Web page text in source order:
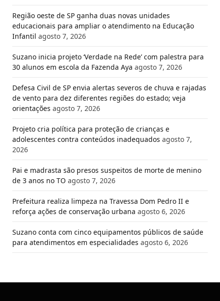
Região oeste de SP ganha duas novas unidades
educacionais para ampliar o atendimento na Educação
Infantil agosto 7, 2026
Suzano inicia projeto ‘Verdade na Rede’ com palestra para
30 alunos em escola da Fazenda Aya agosto 7, 2026
Defesa Civil de SP envia alertas severos de chuva e rajadas
de vento para dez diferentes regiões do estado; veja
orientações agosto 7, 2026
Projeto cria política para proteção de crianças e
adolescentes contra conteúdos inadequados agosto 7,
2026
Pai e madrasta são presos suspeitos de morte de menino
de 3 anos no TO agosto 7, 2026
Prefeitura realiza limpeza na Travessa Dom Pedro II e
reforça ações de conservação urbana agosto 6, 2026
Suzano conta com cinco equipamentos públicos de saúde
para atendimentos em especialidades agosto 6, 2026